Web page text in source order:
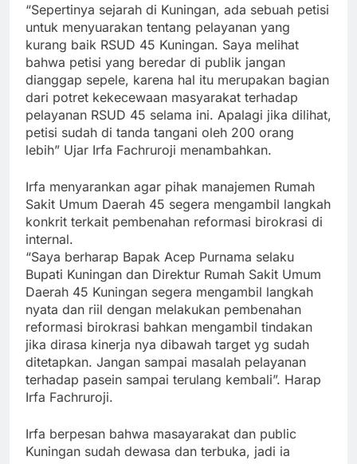
“Sepertinya sejarah di Kuningan, ada sebuah petisi
untuk menyuarakan tentang pelayanan yang
kurang baik RSUD 45 Kuningan. Saya melihat
bahwa petisi yang beredar di publik jangan
dianggap sepele, karena hal itu merupakan bagian
dari potret kekecewaan masyarakat terhadap
pelayanan RSUD 45 selama ini. Apalagi jika dilihat,
petisi sudah di tanda tangani oleh 200 orang
lebih” Ujar Irfa Fachruroji menambahkan.
Irfa menyarankan agar pihak manajemen Rumah
Sakit Umum Daerah 45 segera mengambil langkah
konkrit terkait pembenahan reformasi birokrasi di
internal.
“Saya berharap Bapak Acep Purnama selaku
Bupati Kuningan dan Direktur Rumah Sakit Umum
Daerah 45 Kuningan segera mengambil langkah
nyata dan riil dengan melakukan pembenahan
reformasi birokrasi bahkan mengambil tindakan
jika dirasa kinerja nya dibawah target yg sudah
ditetapkan. Jangan sampai masalah pelayanan
terhadap pasein sampai terulang kembali”. Harap
Irfa Fachruroji.
Irfa berpesan bahwa masayarakat dan public
Kuningan sudah dewasa dan terbuka, jadi ia